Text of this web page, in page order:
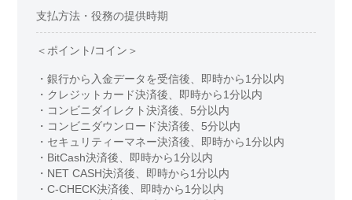
支払方法・役務の提供時期
＜ポイント/コイン＞
・銀行から入金データを受信後、即時から1分以内
・クレジットカード決済後、即時から1分以内
・コンビニダイレクト決済後、5分以内
・コンビニダウンロード決済後、5分以内
・セキュリティーマネー決済後、即時から1分以内
・BitCash決済後、即時から1分以内
・NET CASH決済後、即時から1分以内
・C-CHECK決済後、即時から1分以内